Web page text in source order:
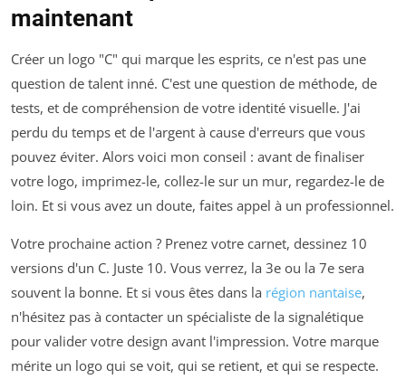
maintenant
Créer un logo "C" qui marque les esprits, ce n'est pas une
question de talent inné. C'est une question de méthode, de
tests, et de compréhension de votre identité visuelle. J'ai
perdu du temps et de l'argent à cause d'erreurs que vous
pouvez éviter. Alors voici mon conseil : avant de finaliser
votre logo, imprimez-le, collez-le sur un mur, regardez-le de
loin. Et si vous avez un doute, faites appel à un professionnel.
Votre prochaine action ? Prenez votre carnet, dessinez 10
versions d'un C. Juste 10. Vous verrez, la 3e ou la 7e sera
souvent la bonne. Et si vous êtes dans la région nantaise,
n'hésitez pas à contacter un spécialiste de la signalétique
pour valider votre design avant l'impression. Votre marque
mérite un logo qui se voit, qui se retient, et qui se respecte.